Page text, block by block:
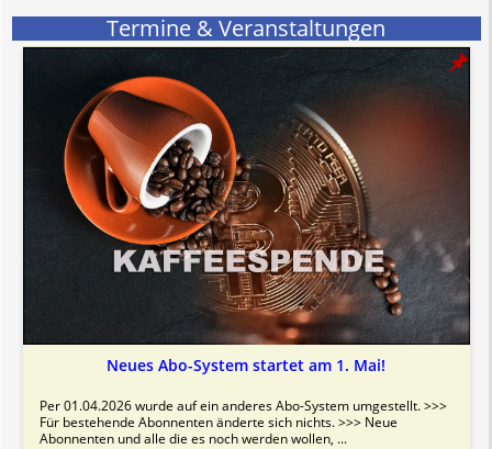
Termine & Veranstaltungen
Neues Abo-System startet am 1. Mai!
Per 01.04.2026 wurde auf ein anderes Abo-System umgestellt. >>>
Für bestehende Abonnenten änderte sich nichts. >>> Neue
Abonnenten und alle die es noch werden wollen, ...